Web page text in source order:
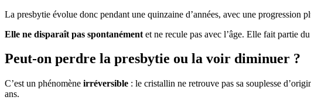
La presbytie évolue donc pendant une quinzaine d’années, avec une progression
Elle ne disparaît pas spontanément et ne recule pas avec l’âge. Elle fait partie
Peut-on perdre la presbytie ou la voir diminuer ?
C’est un phénomène irréversible : le cristallin ne retrouve pas sa souplesse
ans.